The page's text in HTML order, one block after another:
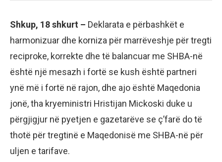
Shkup, 18 shkurt – Deklarata e përbashkët e
harmonizuar dhe korniza për marrëveshje për tregti
reciproke, korrekte dhe të balancuar me SHBA-në
është një mesazh i fortë se kush është partneri
ynë më i fortë në rajon, dhe ajo është Maqedonia
jonë, tha kryeministri Hristijan Mickoski duke u
përgjigjur në pyetjen e gazetarëve se ç’farë do të
thotë për tregtinë e Maqedonisë me SHBA-në për
uljen e tarifave.